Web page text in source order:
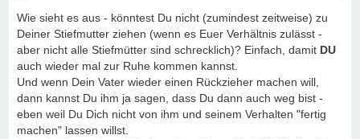
Wie sieht es aus - könntest Du nicht (zumindest zeitweise) zu
Deiner Stiefmutter ziehen (wenn es Euer Verhältnis zulässt -
aber nicht alle Stiefmütter sind schrecklich)? Einfach, damit DU
auch wieder mal zur Ruhe kommen kannst.
Und wenn Dein Vater wieder einen Rückzieher machen will,
dann kannst Du ihm ja sagen, dass Du dann auch weg bist -
eben weil Du Dich nicht von ihm und seinem Verhalten "fertig
machen" lassen willst.